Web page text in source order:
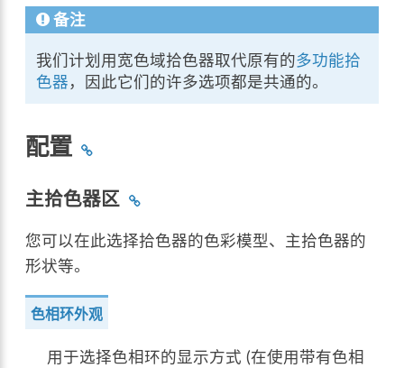
备注
我们计划用宽色域拾色器取代原有的多功能拾
色器，因此它们的许多选项都是共通的。
配置
主拾色器区
您可以在此选择拾色器的色彩模型、主拾色器的
形状等。
色相环外观
用于选择色相环的显示方式 (在使用带有色相